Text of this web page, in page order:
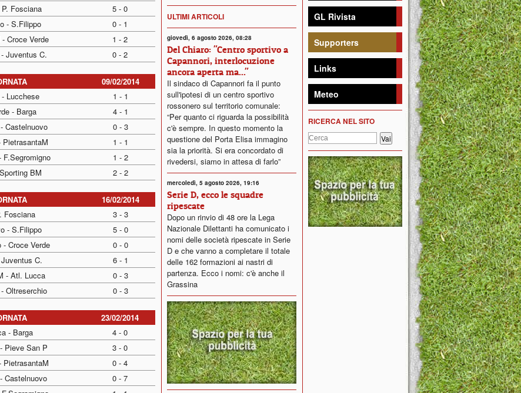
Fosciana
5 - 0
- S.Filippo
0 - 1
Croce Verde
1 - 2
Juventus C. 0 - 2
09/02/2014
Lucchese
1 - 1
- Barga
4 - 1
Castelnuovo
0 - 3
PietrasantaM
1 - 1
1 - 2
BM 2 - 2
16/02/2014
Fosciana
3 - 3
- S.Filippo
5 - 0
- Croce Verde
0 - 0
C.
6 - 1
- Atl. Lucca
0 - 3
Oltreserchio 0 - 3
23/02/2014
- Barga
4 - 0
Pieve San P
3 - 0
PietrasantaM
0 - 4
Castelnuovo
0 - 7
ULTIMI ARTICOLI
giovedì, 6 agosto 2026, 08:28
Del Chiaro: "Centro sportivo a
Capannori, interlocuzione
ancora aperta ma..."
Il sindaco di Capannori fa il punto
sull'ipotesi di un centro sportivo
rossonero sul territorio comunale:
“Per quanto ci riguarda la possibilità
c'è sempre. In questo momento la
questione del Porta Elisa immagino
sia la priorità. Si era concordato di
rivedersi, siamo in attesa di farlo”
mercoledì, 5 agosto 2026, 19:16
Serie D, ecco le squadre
ripescate
Dopo un rinvio di 48 ore la Lega
Nazionale Dilettanti ha comunicato i
nomi delle società ripescate in Serie
D e che vanno a completare il totale
delle 162 formazioni ai nastri di
partenza. Ecco i nomi: c'è anche il
Grassina
GL Rivista
Supporters
Links
Meteo
RICERCA NEL SITO